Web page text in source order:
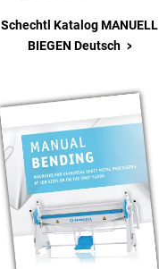
Schechtl Katalog MANUELL
BIEGEN Deutsch >